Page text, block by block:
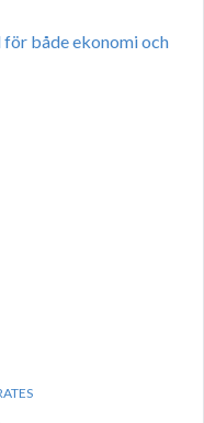
både ekonomi och